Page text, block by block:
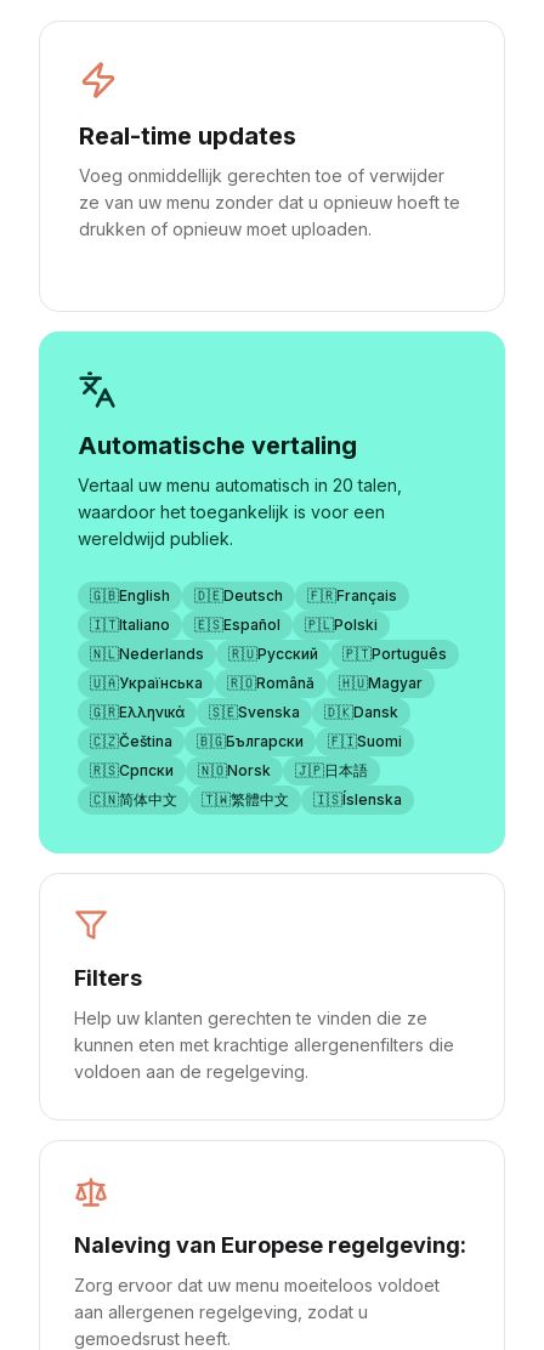
Real-time updates
Voeg onmiddellijk gerechten toe of verwijder
ze van uw menu zonder dat u opnieuw hoeft te
drukken of opnieuw moet uploaden.
Automatische vertaling
Vertaal uw menu automatisch in 20 talen,
waardoor het toegankelijk is voor een
wereldwijd publiek.
🇬🇧English 🇩🇪Deutsch 🇫🇷Français
🇮🇹Italiano 🇪🇸Español 🇵🇱Polski
🇳🇱Nederlands 🇷🇺Русский 🇵🇹Português
🇺🇦Українська 🇷🇴Română 🇭🇺Magyar
🇬🇷Ελληνικά 🇸🇪Svenska 🇩🇰Dansk
🇨🇿Čeština 🇧🇬Български 🇫🇮Suomi
🇷🇸Српски 🇳🇴Norsk 🇯🇵日本語
🇨🇳简体中文 🇹🇼繁體中文 🇮🇸Íslenska
Filters
Help uw klanten gerechten te vinden die ze
kunnen eten met krachtige allergenenfilters die
voldoen aan de regelgeving.
Naleving van Europese regelgeving:
Zorg ervoor dat uw menu moeiteloos voldoet
aan allergenen regelgeving, zodat u
gemoedsrust heeft.